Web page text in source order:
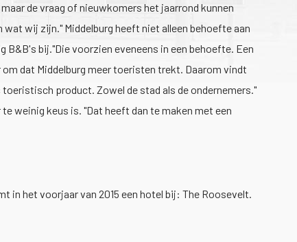
de vraag of nieuwkomers het jaarrond kunnen
wij zijn." Middelburg heeft niet alleen behoefte aan
bij."Die voorzien eveneens in een behoefte. Een
dat Middelburg meer toeristen trekt. Daarom vindt
product. Zowel de stad als de ondernemers."
weinig keus is. "Dat heeft dan te maken met een
in het voorjaar van 2015 een hotel bij: The Roosevelt.